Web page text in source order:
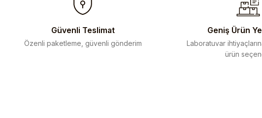
Güvenli Teslimat
Özenli paketleme, güvenli gönderim
Geniş Ürün
Laboratuvar
ürün